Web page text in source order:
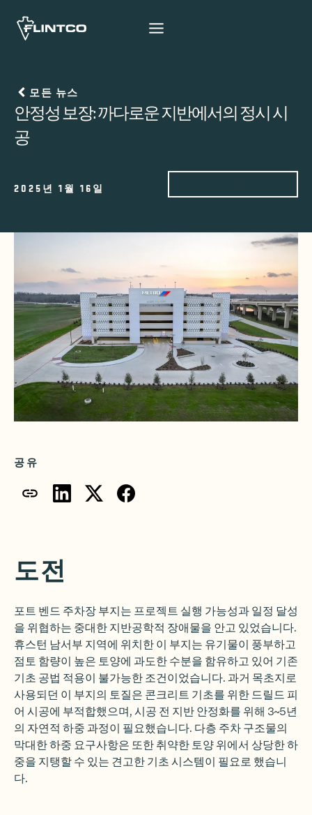
모든 뉴스
안정성 보장: 까다로운 지반에서의 정시 시
공
2025년 1월 16일
공유
도전
포트 벤드 주차장 부지는 프로젝트 실행 가능성과 일정 달성
을 위협하는 중대한 지반공학적 장애물을 안고 있었습니다.
휴스턴 남서부 지역에 위치한 이 부지는 유기물이 풍부하고
점토 함량이 높은 토양에 과도한 수분을 함유하고 있어 기존
기초 공법 적용이 불가능한 조건이었습니다. 과거 목초지로
사용되던 이 부지의 토질은 콘크리트 기초를 위한 드릴드 피
어 시공에 부적합했으며, 시공 전 지반 안정화를 위해 3~5년
의 자연적 하중 과정이 필요했습니다. 다층 주차 구조물의
막대한 하중 요구사항은 또한 취약한 토양 위에서 상당한 하
중을 지탱할 수 있는 견고한 기초 시스템이 필요로 했습니
다.